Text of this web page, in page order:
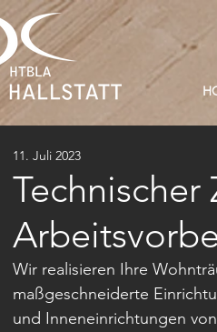
Technischer
11. Juli 2023
Wir realisieren Ihre
maßgeschneiderte
und Inneneinrichtungen